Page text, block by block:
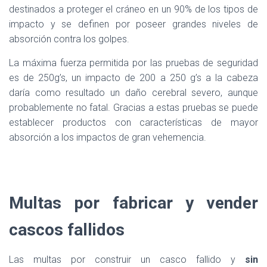
destinados a proteger el cráneo en un 90% de los tipos de
impacto y se definen por poseer grandes niveles de
absorción contra los golpes.
La máxima fuerza permitida por las pruebas de seguridad
es de 250g’s, un impacto de 200 a 250 g’s a la cabeza
daría como resultado un daño cerebral severo, aunque
probablemente no fatal. Gracias a estas pruebas se puede
establecer productos con características de mayor
absorción a los impactos de gran vehemencia.
Multas por fabricar y vender
cascos fallidos
Las multas por construir un casco fallido y sin